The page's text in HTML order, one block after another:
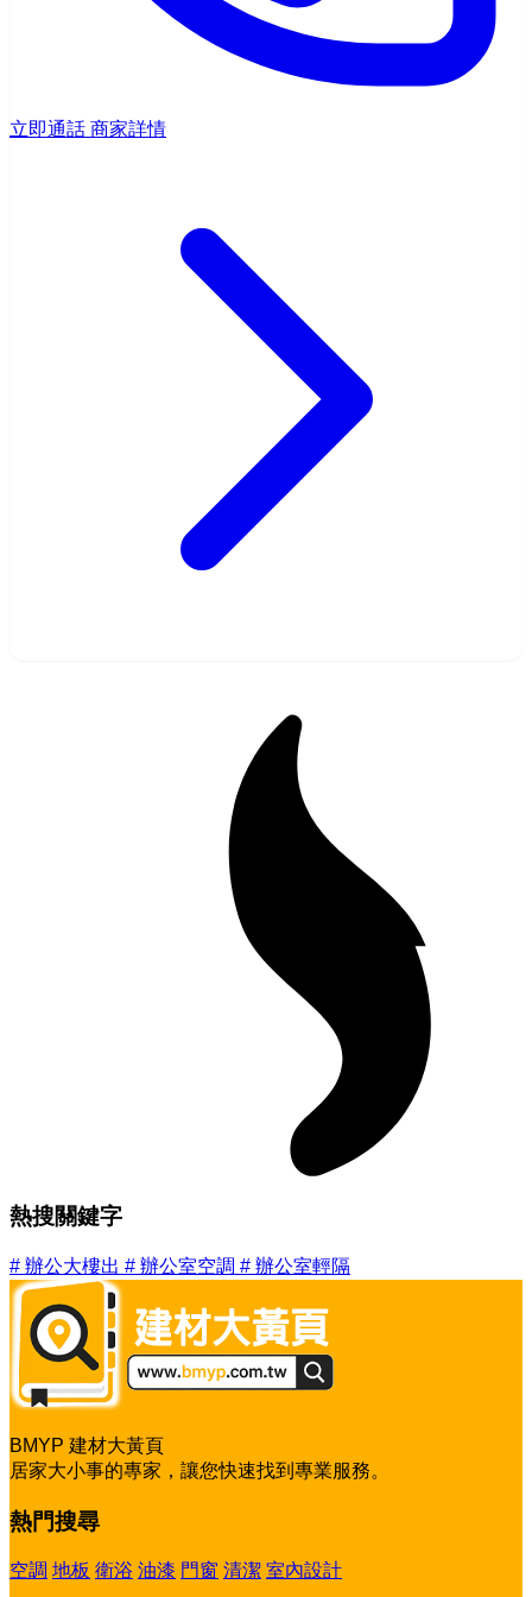
立即通話 商家詳情
熱搜關鍵字
# 辦公大樓出 # 辦公室空調 # 辦公室輕隔
BMYP 建材大黃頁
居家大小事的專家，讓您快速找到專業服務。
熱門搜尋
空調 地板 衛浴 油漆 門窗 清潔 室內設計